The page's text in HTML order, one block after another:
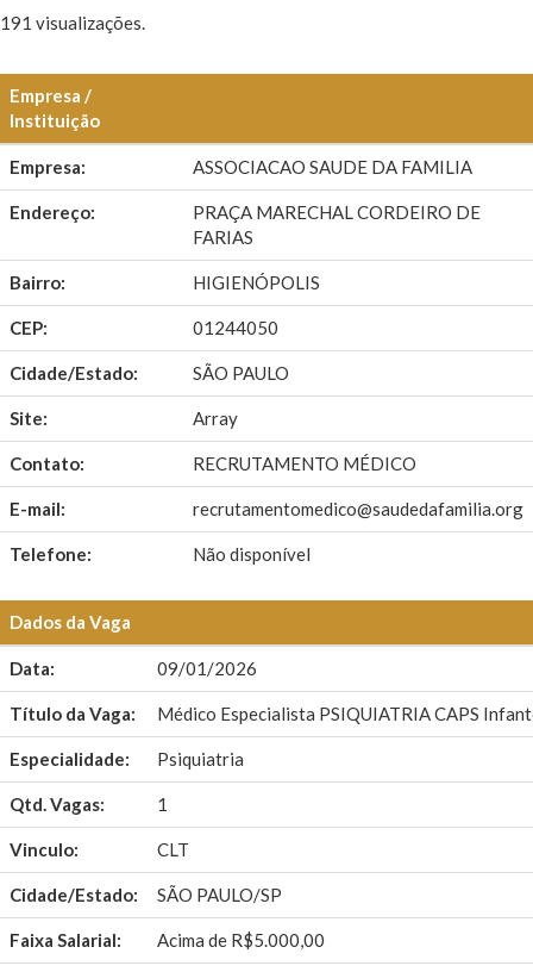
191 visualizações.
Empresa /
Instituição
Empresa: ASSOCIACAO SAUDE DA FAMILIA
Endereço:
PRAÇA MARECHAL CORDEIRO DE
FARIAS
Bairro: HIGIENÓPOLIS
CEP: 01244050
Cidade/Estado: SÃO PAULO
Site: Array
Contato: RECRUTAMENTO MÉDICO
E-mail: recrutamentomedico@saudedafamilia.org
Telefone: Não disponível
Dados da Vaga
Data: 09/01/2026
Título da Vaga: Médico Especialista PSIQUIATRIA CAPS
Especialidade: Psiquiatria
Qtd. Vagas: 1
Vinculo: CLT
Cidade/Estado: SÃO PAULO/SP
Faixa Salarial: Acima de R$5.000,00